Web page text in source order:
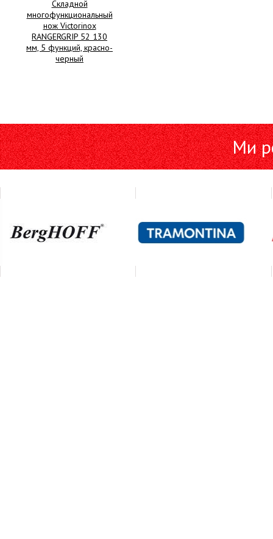
Складной
многофункциональный
нож Victorinox
RANGERGRIP 52 130
мм, 5 функций, красно-
черный
Ми